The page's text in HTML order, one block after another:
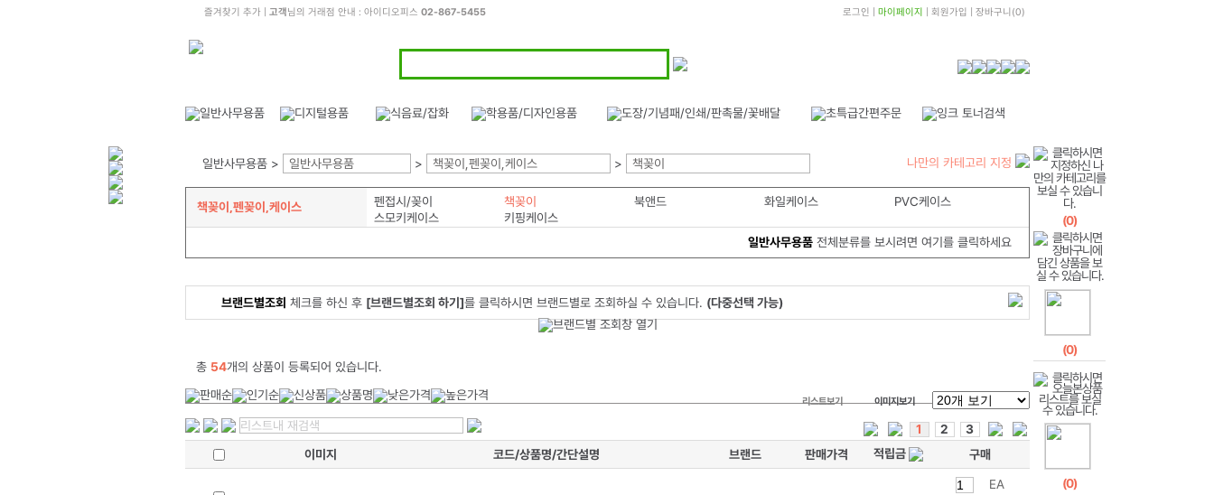
즐겨찾기 추가| 고객님의 거래점 안내 : 아이디오피스 02-867-5455 로그인 마이페이지 회원가입 장바구니 (0)
일반사무용품 > 일반사무용품 > 책꽂이,펜꽂이,케이스 > 책꽂이 나만의 카테고리 지정
책꽂이,펜꽂이,케이스 펜접시/꽂이 책꽂이 북앤드 화일케이스
PVC케이스
스모키케이스
키핑케이스
일반사무용품전체분류를 보시려면 여기를 클릭하세요
브랜드별조회 체크를 하신 후 [브랜드별조회 하기]를 클릭하시면 브랜드별로 조회하실 수 있습니다. (다중선택 가능)
총 54개의 상품이 등록되어 있습니다.
리스트보기 이미지보기
1 2
3
이미지
코드/상품명/간단설명 브랜드 판매가격 적립금 구매
EA
(0)
(0)
(0)